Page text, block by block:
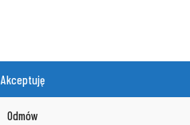
Akceptuję
Odmów